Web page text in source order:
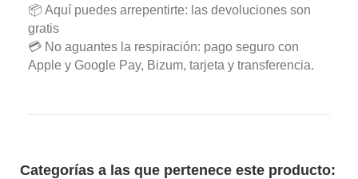
📦 Aquí puedes arrepentirte: las devoluciones son
gratis
💳 No aguantes la respiración: pago seguro con
Apple y Google Pay, Bizum, tarjeta y transferencia.
Categorías a las que pertenece este producto: